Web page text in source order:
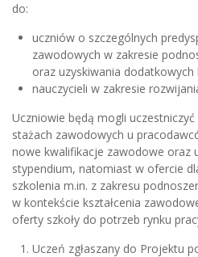
do:
uczniów o szczególnych
zawodowych w zakresie
oraz uzyskiwania
nauczycieli w zakresie
Uczniowie będą mogli
stażach zawodowych u
nowe kwalifikacje zawodowe oraz
stypendium, natomiast w ofercie
szkolenia m.in. z zakresu
w kontekście kształcenia
oferty szkoły do potrzeb rynku
Uczeń zgłaszany do Projektu